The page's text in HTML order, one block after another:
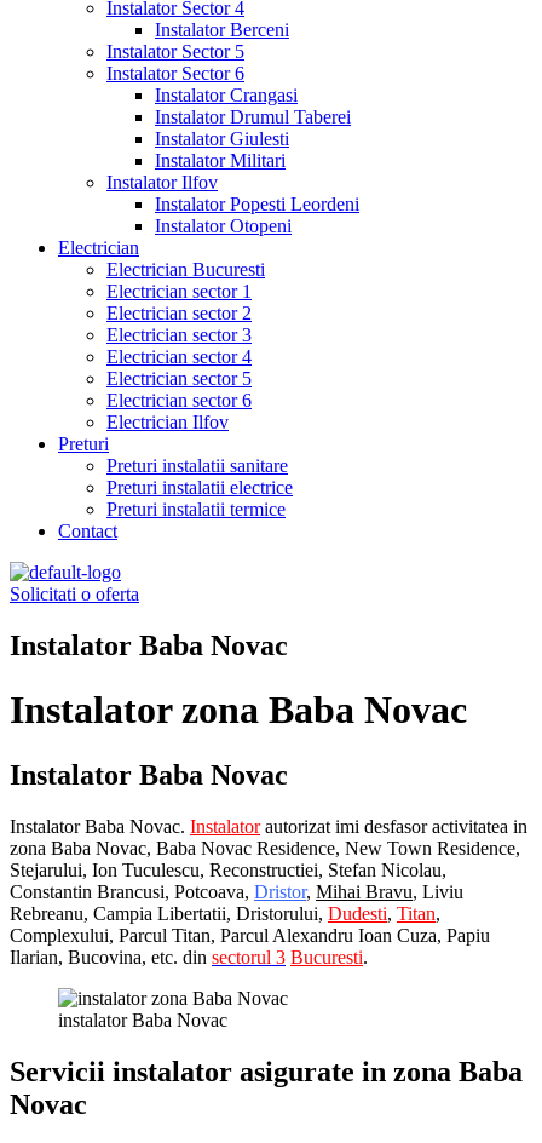
Instalator Sector 4
Instalator Berceni
Instalator Sector 5
Instalator Sector 6
Instalator Crangasi
Instalator Drumul Taberei
Instalator Giulesti
Instalator Militari
Instalator Ilfov
Instalator Popesti Leordeni
Instalator Otopeni
Electrician
Electrician Bucuresti
Electrician sector 1
Electrician sector 2
Electrician sector 3
Electrician sector 4
Electrician sector 5
Electrician sector 6
Electrician Ilfov
Preturi
Preturi instalatii sanitare
Preturi instalatii electrice
Preturi instalatii termice
Contact
Solicitati o oferta
Instalator Baba Novac
Instalator zona Baba Novac
Instalator Baba Novac
Instalator Baba Novac. Instalatorautorizat imi desfasor activitatea in
zona Baba Novac, Baba Novac Residence, New Town Residence,
Stejarului, Ion Tuculescu, Reconstructiei, Stefan Nicolau,
Constantin Brancusi, Potcoava, Dristor, Mihai Bravu, Liviu
Rebreanu, Campia Libertatii, Dristorului, Dudesti, Titan,
Complexului, Parcul Titan, Parcul Alexandru Ioan Cuza, Papiu
Ilarian, Bucovina, etc. din sectorul 3 Bucuresti.
instalator Baba Novac
Servicii instalator asigurate in zona Baba
Novac